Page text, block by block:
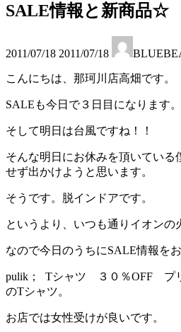
SALE情報と新商品☆
2011/07/18 終
更
新
日
:
2011/07/18
こんにちは、那珂川店高畑です。
SALEも今日で３日目になります。
そして明日は台風ですね！！
そんな明日にお休みを頂いている
せず出かけようと思います。
そうです。脱インドアです。
というより、いつも通りイオンの
なので今日のうちにSALE情報を
pulik； Tシャツ ３０％OFF プ
のTシャツ。
お店では女性受けが良いです。